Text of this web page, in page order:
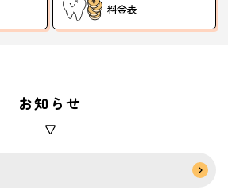
料金表
お知らせ